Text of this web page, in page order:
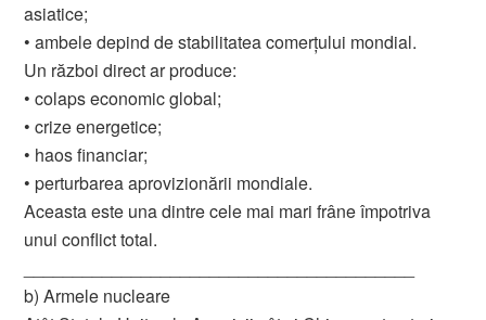
asiatice;
• ambele depind de stabilitatea comerțului mondial.
Un război direct ar produce:
• colaps economic global;
• crize energetice;
• haos financiar;
• perturbarea aprovizionării mondiale.
Aceasta este una dintre cele mai mari frâne împotriva
unui conflict total.
b) Armele nucleare